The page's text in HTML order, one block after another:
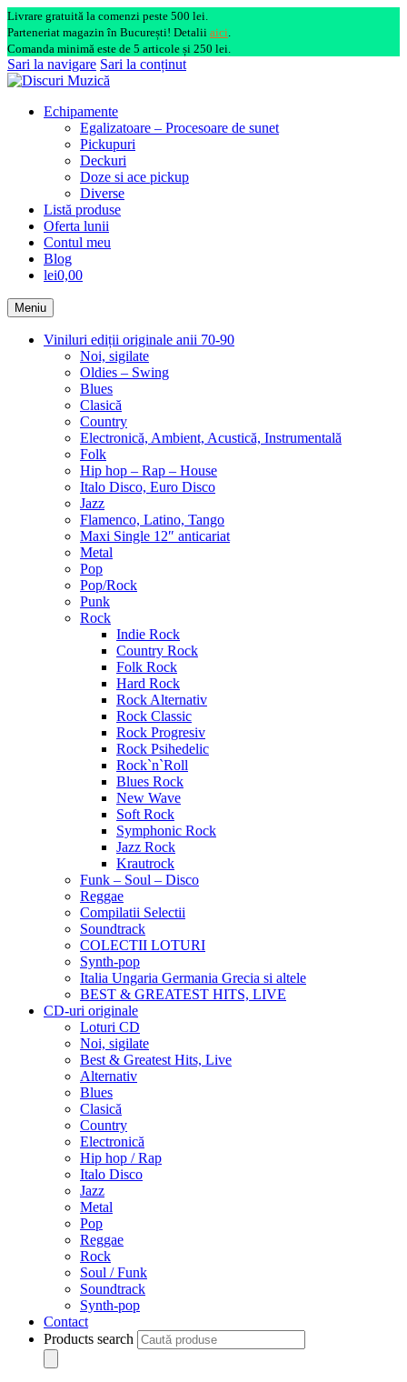
Livrare gratuită la comenzi peste 500 lei.
Parteneriat magazin în București! Detalii aici.
Comanda minimă este de 5 articole și 250 lei.
Sari la navigare Sari la conținut
Echipamente
Egalizatoare – Procesoare de sunet
Pickupuri
Deckuri
Doze si ace pickup
Diverse
Listă produse
Oferta lunii
Contul meu
Blog
lei0,00
Meniu
Viniluri ediții originale anii 70-90
Noi, sigilate
Oldies – Swing
Blues
Clasică
Country
Electronică, Ambient, Acustică, Instrumentală
Folk
Hip hop – Rap – House
Italo Disco, Euro Disco
Jazz
Flamenco, Latino, Tango
Maxi Single 12″ anticariat
Metal
Pop
Pop/Rock
Punk
Rock
Indie Rock
Country Rock
Folk Rock
Hard Rock
Rock Alternativ
Rock Classic
Rock Progresiv
Rock Psihedelic
Rock`n`Roll
Blues Rock
New Wave
Soft Rock
Symphonic Rock
Jazz Rock
Krautrock
Funk – Soul – Disco
Reggae
Compilatii Selectii
Soundtrack
COLECTII LOTURI
Synth-pop
Italia Ungaria Germania Grecia si altele
BEST & GREATEST HITS, LIVE
CD-uri originale
Loturi CD
Noi, sigilate
Best & Greatest Hits, Live
Alternativ
Blues
Clasică
Country
Electronică
Hip hop / Rap
Italo Disco
Jazz
Metal
Pop
Reggae
Rock
Soul / Funk
Soundtrack
Synth-pop
Contact
Products search